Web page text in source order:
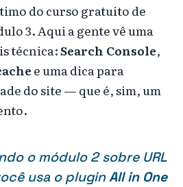
do curso gratuito de
3. Aqui a gente vê uma
técnica:Search Console,
e uma dica para
do site — que é, sim, um
o módulo 2 sobre URL
usa o pluginAll in One